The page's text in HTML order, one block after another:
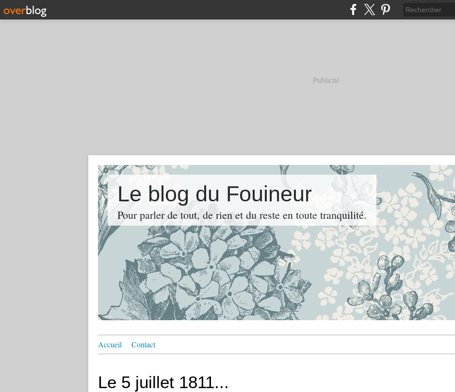
Publicité
Le blog du Fouineur
Pour parler de tout, de rien et du reste en toute tranquilité.
Accueil Contact
Le 5 juillet 1811...